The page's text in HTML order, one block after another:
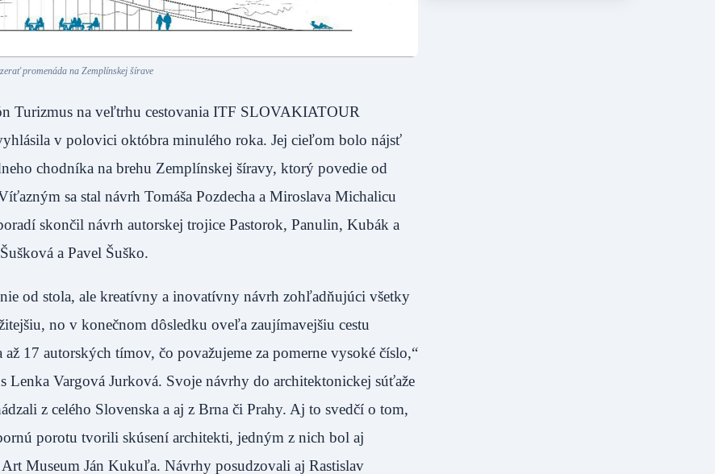
promenáda na Zemplínskej šírave
Turizmus na veľtrhu cestovania ITF SLOVAKIATOUR
v polovici októbra minulého roka. Jej cieľom bolo nájsť
chodníka na brehu Zemplínskej šíravy, ktorý povedie od
sa stal návrh Tomáša Pozdecha a Miroslava Michalicu
skončil návrh autorskej trojice Pastorok, Panulin, Kubák a
a Pavel Šuško.
od stola, ale kreatívny a inovatívny návrh zohľadňujúci všetky
no v konečnom dôsledku oveľa zaujímavejšiu cestu
17 autorských tímov, čo považujeme za pomerne vysoké číslo,“
Vargová Jurková. Svoje návrhy do architektonickej súťaže
z celého Slovenska a aj z Brna či Prahy. Aj to svedčí o tom,
porotu tvorili skúsení architekti, jedným z nich bol aj
Museum Ján Kukuľa. Návrhy posudzovali aj Rastislav